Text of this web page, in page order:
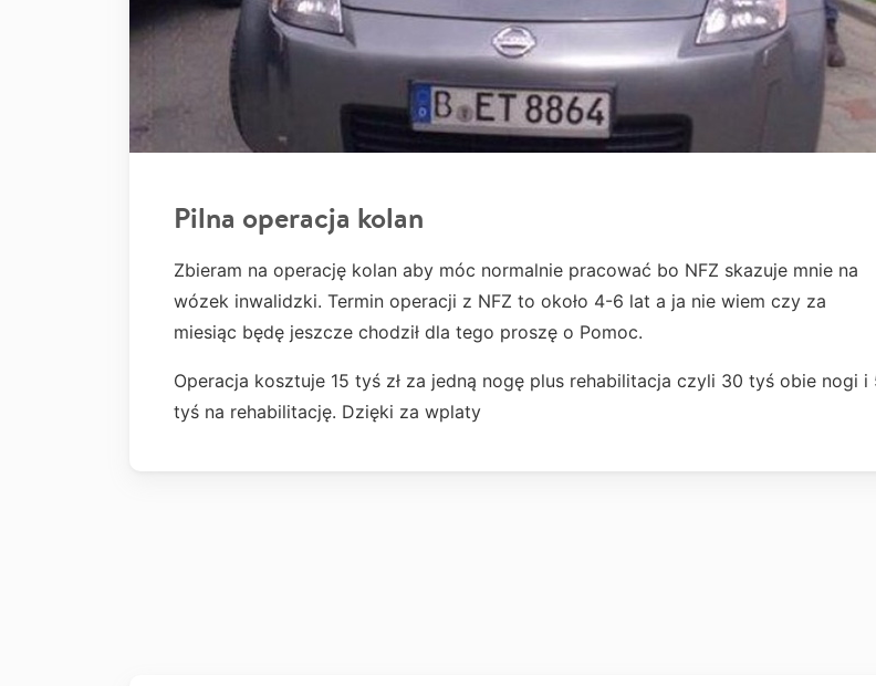
Pilna operacja kolan
Zbieram na operację kolan aby móc normalnie pracować bo NFZ skazuje mnie na
wózek inwalidzki. Termin operacji z NFZ to około 4-6 lat a ja nie wiem czy za
miesiąc będę jeszcze chodził dla tego proszę o Pomoc.
Operacja kosztuje 15 tyś zł za jedną nogę plus rehabilitacja czyli 30 tyś obie nogi i
tyś na rehabilitację. Dzięki za wplaty